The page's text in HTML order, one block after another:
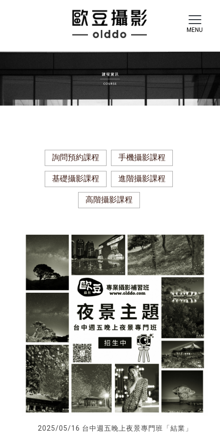
詢問預約課程 手機攝影課程
基礎攝影課程 進階攝影課程
高階攝影課程
2025/05/16 台中週五晚上夜景專門班「結業」